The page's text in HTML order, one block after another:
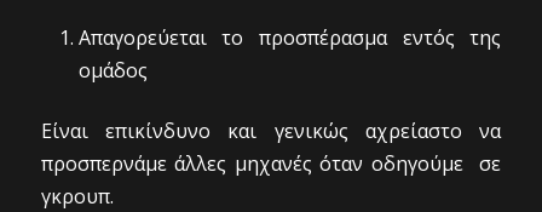
Απαγορεύεται το προσπέρασμα εντός της
ομάδος
Είναι επικίνδυνο και γενικώς αχρείαστο να
προσπερνάμε άλλες μηχανές όταν οδηγούμε σε
γκρουπ.